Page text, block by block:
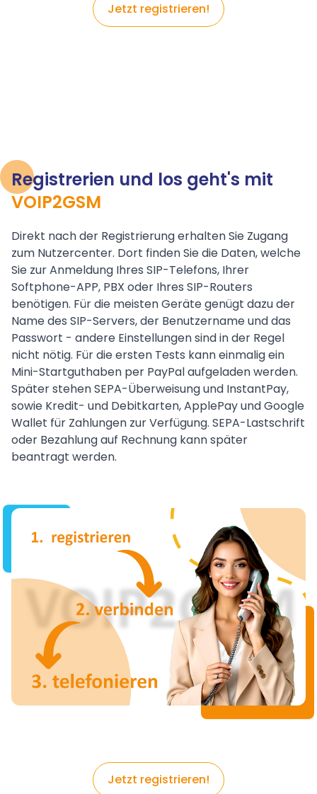
Jetzt registrieren!
Registrerien und los geht's mit
VOIP2GSM
Direkt nach der Registrierung erhalten Sie Zugang
zum Nutzercenter. Dort finden Sie die Daten, welche
Sie zur Anmeldung Ihres SIP-Telefons, Ihrer
Softphone-APP, PBX oder Ihres SIP-Routers
benötigen. Für die meisten Geräte genügt dazu der
Name des SIP-Servers, der Benutzername und das
Passwort - andere Einstellungen sind in der Regel
nicht nötig. Für die ersten Tests kann einmalig ein
Mini-Startguthaben per PayPal aufgeladen werden.
Später stehen SEPA-Überweisung und InstantPay,
sowie Kredit- und Debitkarten, ApplePay und Google
Wallet für Zahlungen zur Verfügung. SEPA-Lastschrift
oder Bezahlung auf Rechnung kann später
beantragt werden.
Jetzt registrieren!